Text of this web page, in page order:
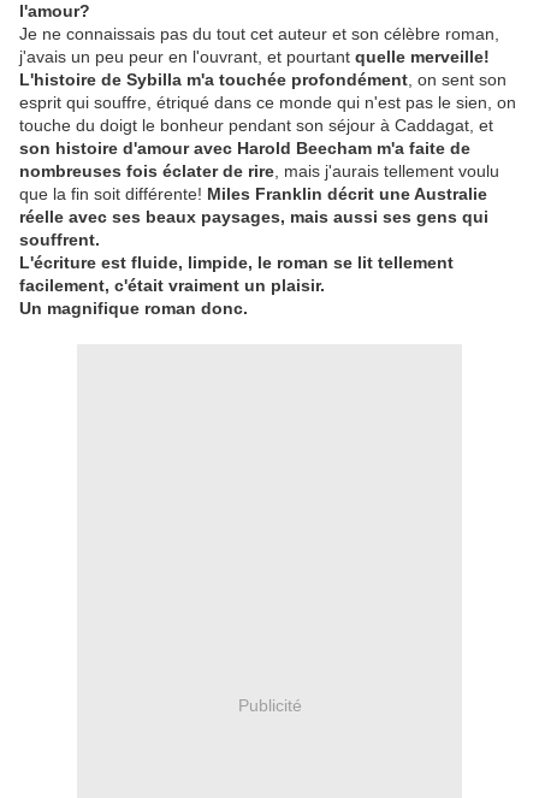
l'amour?
Je ne connaissais pas du tout cet auteur et son célèbre roman,
j'avais un peu peur en l'ouvrant, et pourtant quelle merveille!
L'histoire de Sybilla m'a touchée profondément , on sent son
esprit qui souffre, étriqué dans ce monde qui n'est pas le sien, on
touche du doigt le bonheur pendant son séjour à Caddagat, et
son histoire d'amour avec Harold Beecham m'a faite de
nombreuses fois éclater de rire , mais j'aurais tellement voulu
que la fin soit différente! Miles Franklin décrit une Australie
réelle avec ses beaux paysages, mais aussi ses gens qui
souffrent.
L'écriture est fluide, limpide, le roman se lit tellement
facilement, c'était vraiment un plaisir.
Un magnifique roman donc.
Publicité